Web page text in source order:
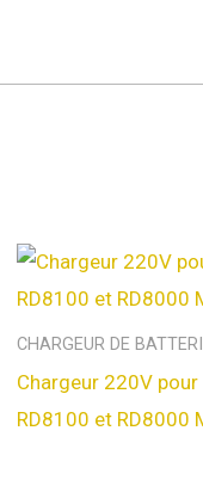
CHARGEUR DE
Chargeur 220V
RD8100 et RD8000